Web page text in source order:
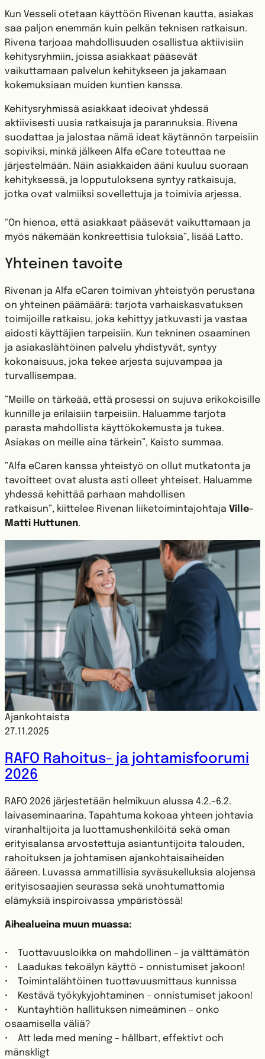
Kun Vesseli otetaan käyttöön Rivenan kautta, asiakas
saa paljon enemmän kuin pelkän teknisen ratkaisun.
Rivena tarjoaa mahdollisuuden osallistua aktiivisiin
kehitysryhmiin, joissa asiakkaat pääsevät
vaikuttamaan palvelun kehitykseen ja jakamaan
kokemuksiaan muiden kuntien kanssa.
Kehitysryhmissä asiakkaat ideoivat yhdessä
aktiivisesti uusia ratkaisuja ja parannuksia. Rivena
suodattaa ja jalostaa nämä ideat käytännön tarpeisiin
sopiviksi, minkä jälkeen Alfa eCare toteuttaa ne
järjestelmään. Näin asiakkaiden ääni kuuluu suoraan
kehityksessä, ja lopputuloksena syntyy ratkaisuja,
jotka ovat valmiiksi sovellettuja ja toimivia arjessa.
“On hienoa, että asiakkaat pääsevät vaikuttamaan ja
myös näkemään konkreettisia tuloksia”, lisää Latto.
Yhteinen tavoite
Rivenan ja Alfa eCaren toimivan yhteistyön perustana
on yhteinen päämäärä: tarjota varhaiskasvatuksen
toimijoille ratkaisu, joka kehittyy jatkuvasti ja vastaa
aidosti käyttäjien tarpeisiin. Kun tekninen osaaminen
ja asiakaslähtöinen palvelu yhdistyvät, syntyy
kokonaisuus, joka tekee arjesta sujuvampaa ja
turvallisempaa.
”Meille on tärkeää, että prosessi on sujuva erikokoisille
kunnille ja erilaisiin tarpeisiin. Haluamme tarjota
parasta mahdollista käyttökokemusta ja tukea.
Asiakas on meille aina tärkein”, Kaisto summaa.
”Alfa eCaren kanssa yhteistyö on ollut mutkatonta ja
tavoitteet ovat alusta asti olleet yhteiset. Haluamme
yhdessä kehittää parhaan mahdollisen
ratkaisun”, kiittelee Rivenan liiketoimintajohtaja Ville-
Matti Huttunen.
Ajankohtaista
27.11.2025
RAFO Rahoitus- ja johtamisfoorumi
2026
RAFO 2026 järjestetään helmikuun alussa 4.2.–6.2.
laivaseminaarina. Tapahtuma kokoaa yhteen johtavia
viranhaltijoita ja luottamushenkilöitä sekä oman
erityisalansa arvostettuja asiantuntijoita talouden,
rahoituksen ja johtamisen ajankohtaisaiheiden
ääreen. Luvassa ammatillisia syväsukelluksia alojensa
erityisosaajien seurassa sekä unohtumattomia
elämyksiä inspiroivassa ympäristössä!
Aihealueina muun muassa:
• Tuottavuusloikka on mahdollinen – ja välttämätön
• Laadukas tekoälyn käyttö – onnistumiset jakoon!
• Toimintalähtöinen tuottavuusmittaus kunnissa
• Kestävä työkykyjohtaminen – onnistumiset jakoon!
• Kuntayhtiön hallituksen nimeäminen – onko
osaamisella väliä?
• Att leda med mening – hållbart, effektivt och
mänskligt